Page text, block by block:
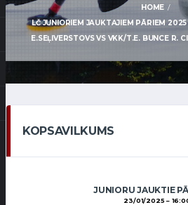
HOME
LČ JUNIORIEM JAUKTAJIEM PĀRIEM
E.SEĻIVERSTOVS VS VKK/T.E. BUNCE R.
KOPSAVILKUMS
JUNIORU JAUKTIE
23/01/2025